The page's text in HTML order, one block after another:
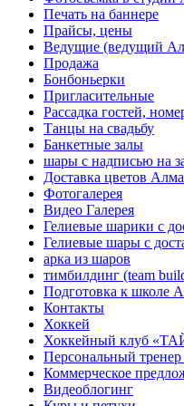
Печать на баннере
Прайсы, цены
Ведущие (ведущий
Продажа
Бонбоньерки
Пригласительные
Рассадка гостей,
Танцы на свадьбу
Банкетные залы
шары с надписью на
Доставка цветов
Фотогалерея
Видео Галерея
Гелиевые шарики с
Гелиевые шары с
арка из шаров
тимбилдинг (team
Подготовка к школе
Контакты
Хоккей
Хоккейный клуб
Персональный
Коммерческое
Видеоблогинг